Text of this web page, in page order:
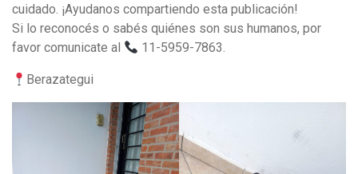
cuidado. ¡Ayudanos compartiendo esta publicación!
Si lo reconocés o sabés quiénes son sus humanos, por
favor comunicate al
11-5959-7863.
Berazategui